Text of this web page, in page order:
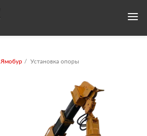
Ямобур Установка опоры